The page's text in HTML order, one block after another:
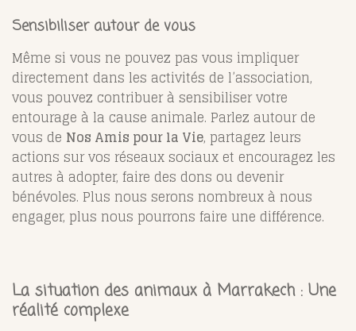
Sensibiliser autour de vous
Même si vous ne pouvez pas vous impliquer
directement dans les activités de l’association,
vous pouvez contribuer à sensibiliser votre
entourage à la cause animale. Parlez autour de
vous de Nos Amis pour la Vie, partagez leurs
actions sur vos réseaux sociaux et encouragez les
autres à adopter, faire des dons ou devenir
bénévoles. Plus nous serons nombreux à nous
engager, plus nous pourrons faire une différence.
La situation des animaux à Marrakech : Une
réalité complexe